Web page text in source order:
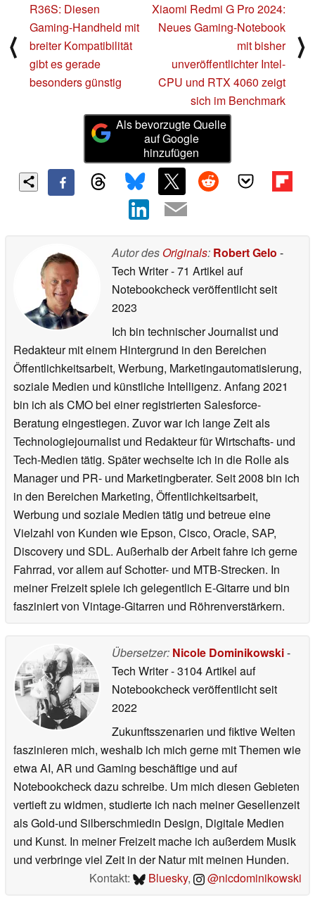
⟨
R36S: Diesen
Gaming-Handheld mit
breiter Kompatibilität
gibt es gerade
besonders günstig
Xiaomi Redmi G Pro 2024:
Neues Gaming-Notebook
mit bisher
unveröffentlichter Intel-
CPU und RTX 4060 zeigt
sich im Benchmark
⟩
Als bevorzugte Quelle
auf Google
hinzufügen
Autor des Originals: Robert Gelo -
Tech Writer- 71 Artikel auf
Notebookcheck veröffentlichtseit
2023
Ich bin technischer Journalist und
Redakteur mit einem Hintergrund in den Bereichen
Öffentlichkeitsarbeit, Werbung, Marketingautomatisierung,
soziale Medien und künstliche Intelligenz. Anfang 2021
bin ich als CMO bei einer registrierten Salesforce-
Beratung eingestiegen. Zuvor war ich lange Zeit als
Technologiejournalist und Redakteur für Wirtschafts- und
Tech-Medien tätig. Später wechselte ich in die Rolle als
Manager und PR- und Marketingberater. Seit 2008 bin ich
in den Bereichen Marketing, Öffentlichkeitsarbeit,
Werbung und soziale Medien tätig und betreue eine
Vielzahl von Kunden wie Epson, Cisco, Oracle, SAP,
Discovery und SDL. Außerhalb der Arbeit fahre ich gerne
Fahrrad, vor allem auf Schotter- und MTB-Strecken. In
meiner Freizeit spiele ich gelegentlich E-Gitarre und bin
fasziniert von Vintage-Gitarren und Röhrenverstärkern.
Übersetzer: Nicole Dominikowski-
Tech Writer- 3104 Artikel auf
Notebookcheck veröffentlichtseit
2022
Zukunftsszenarien und fiktive Welten
faszinieren mich, weshalb ich mich gerne mit Themen wie
etwa AI, AR und Gaming beschäftige und auf
Notebookcheck dazu schreibe. Um mich diesen Gebieten
vertieft zu widmen, studierte ich nach meiner Gesellenzeit
als Gold-und Silberschmiedin Design, Digitale Medien
und Kunst. In meiner Freizeit mache ich außerdem Musik
und verbringe viel Zeit in der Natur mit meinen Hunden.
Kontakt:
Bluesky, @nicdominikowski